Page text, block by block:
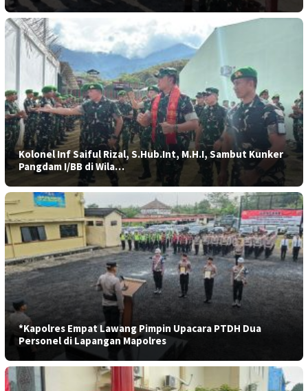
Kolonel Inf Saiful Rizal, S.Hub.Int, M.H.I, Sambut Kunker
Pangdam I/BB di Wila…
*Kapolres Empat Lawang Pimpin Upacara PTDH Dua
Personel di Lapangan Mapolres